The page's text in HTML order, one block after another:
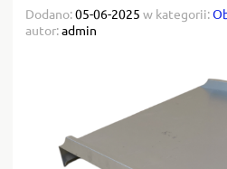
Dodano:05-06-2025 w kategorii:
autor:admin